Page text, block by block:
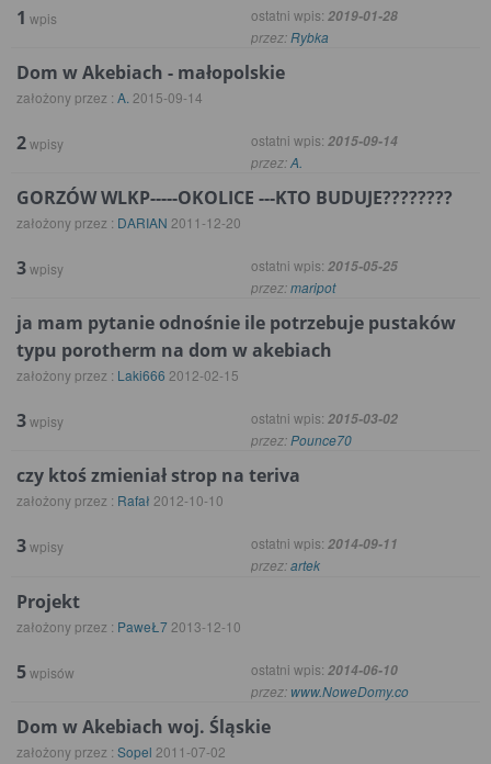
1 wpis ostatni wpis: 2019-01-28
przez: Rybka
Dom w Akebiach - małopolskie
założony przez : A. 2015-09-14
2wpisy ostatni wpis: 2015-09-14
przez:A.
GORZÓW WLKP-----OKOLICE ---KTO BUDUJE????????
założony przez : DARIAN 2011-12-20
3wpisy ostatni wpis: 2015-05-25
przez:maripot
ja mam pytanie odnośnie ile potrzebuje pustaków
typu porotherm na dom w akebiach
założony przez : Laki666 2012-02-15
3wpisy ostatni wpis: 2015-03-02
przez:Pounce70
czy ktoś zmieniał strop na teriva
założony przez : Rafał 2012-10-10
3wpisy ostatni wpis: 2014-09-11
przez:artek
Projekt
założony przez : PaweŁ7 2013-12-10
5wpisów ostatni wpis: 2014-06-10
przez: www.NoweDomy.co
Dom w Akebiach woj. Śląskie
założony przez : Sopel 2011-07-02